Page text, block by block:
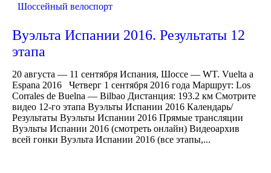
Шоссейный велоспорт
Вуэльта Испании 2016. Результаты 12
этапа
20 августа — 11 сентября Испания, Шоссе — WT. Vuelta a
Espana 2016 Четверг 1 сентября 2016 года Маршрут: Los
Corrales de Buelna — Bilbao Дистанция: 193.2 км Смотрите
видео 12-го этапа Вуэльты Испании 2016 Календарь/
Результаты Вуэльты Испании 2016 Прямые трансляции
Вуэльты Испании 2016 (смотреть онлайн) Видеоархив
всей гонки Вуэльта Испании 2016 (все этапы,...